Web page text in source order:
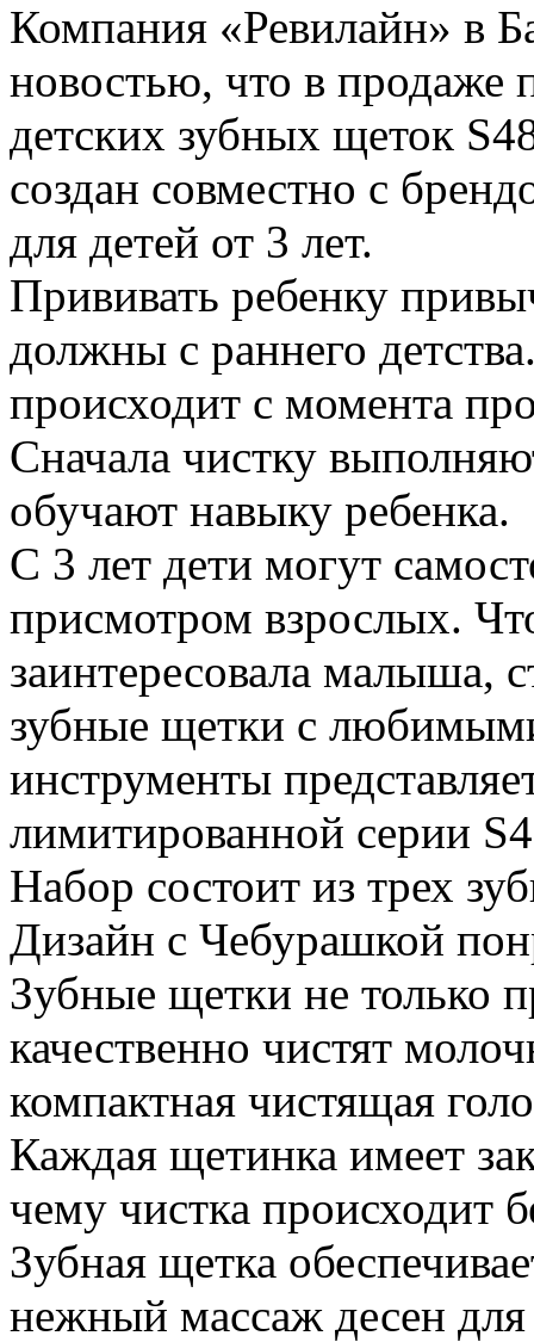
Компания «Ревилайн» в
новостью, что в продаже
детских зубных щеток
создан совместно с
для детей от 3 лет.
Прививать ребенку
должны с раннего
происходит с момента
Сначала чистку
обучают навыку ребенка.
С 3 лет дети могут
присмотром взрослых.
заинтересовала малыша,
зубные щетки с
инструменты
лимитированной серии
Набор состоит из трех
Дизайн с Чебурашкой
Зубные щетки не только
качественно чистят
компактная чистящая
Каждая щетинка имеет
чему чистка происходит
Зубная щетка
нежный массаж десен